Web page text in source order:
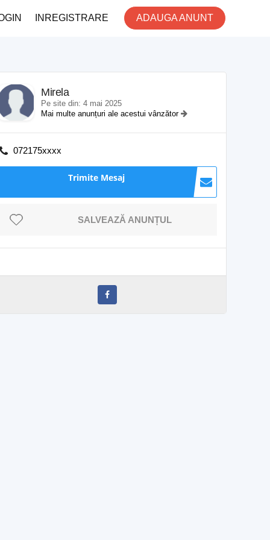
ADAUGA ANUNT
INREGISTRARE
Mirela
Pe site din: 4 mai 2025
Mai multe anunțuri ale acestui vânzător
072175xxxx
Trimite Mesaj
SALVEAZĂ ANUNȚUL